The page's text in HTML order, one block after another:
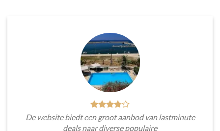
De website biedt een groot aanbod van lastminute
deals naar diverse populaire